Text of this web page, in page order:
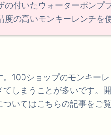
の付いたウォーターポンプ
の高いモンキーレンチを
100ショップのモンキー
しまうことが多いです。
いてはこちらの記事をご覧